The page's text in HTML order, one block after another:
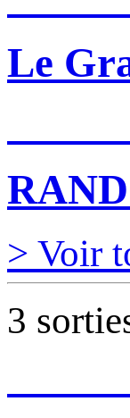
Le
> Voir
3